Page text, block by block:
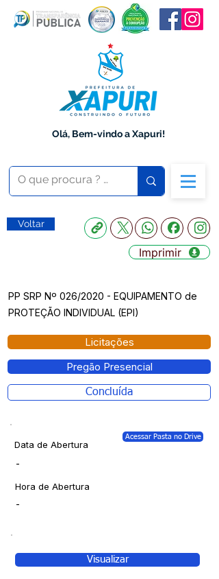
Olá, Bem-vindo a Xapuri!
Voltar
Imprimir
PP SRP Nº 026/2020 - EQUIPAMENTO de
PROTEÇÃO INDIVIDUAL (EPI)
Licitações
Pregão Presencial
Concluída
Data de Abertura
Acessar Pasta no Drive
-
Hora de Abertura
-
Visualizar